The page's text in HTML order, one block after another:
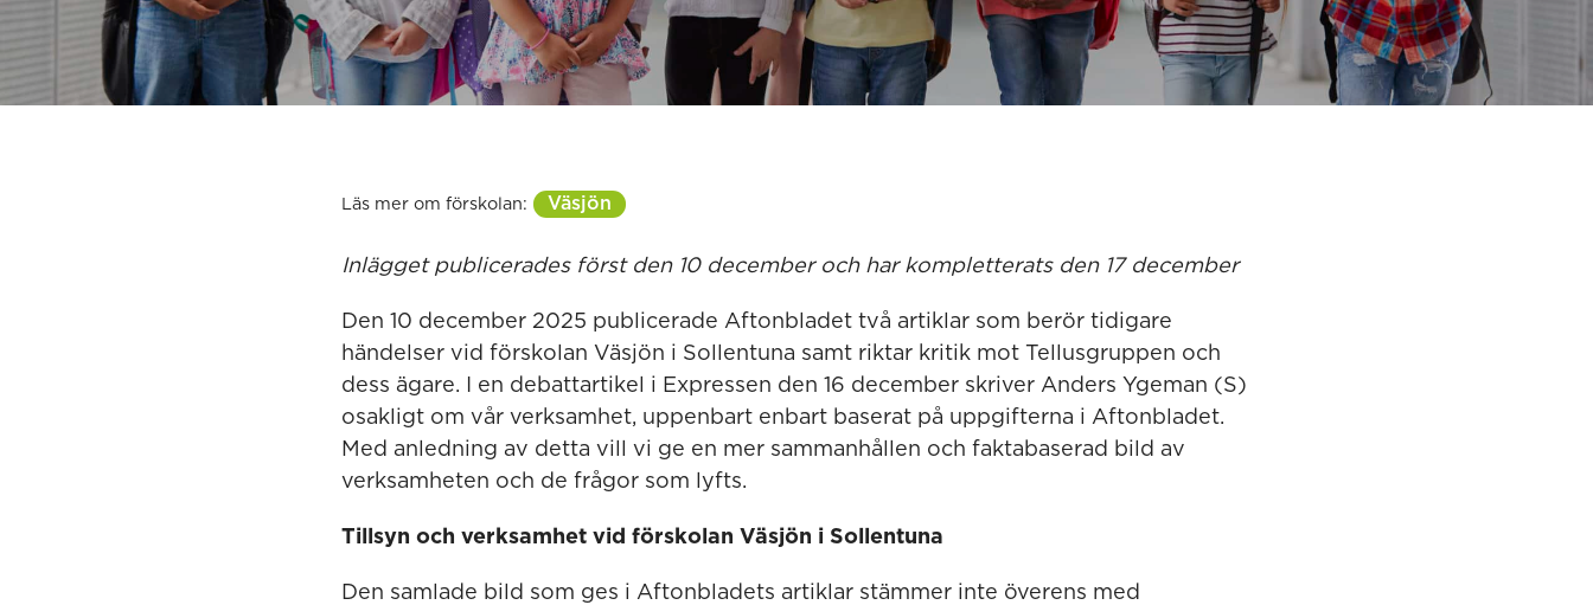
Läs mer om förskolan: Väsjön
Inlägget publicerades först den 10 december och har kompletterats den 17 december
Den 10 december 2025 publicerade Aftonbladet två artiklar som berör tidigare
händelser vid förskolan Väsjön i Sollentuna samt riktar kritik mot Tellusgruppen och
dess ägare. I en debattartikel i Expressen den 16 december skriver Anders Ygeman (S)
osakligt om vår verksamhet, uppenbart enbart baserat på uppgifterna i Aftonbladet.
Med anledning av detta vill vi ge en mer sammanhållen och faktabaserad bild av
verksamheten och de frågor som lyfts.
Tillsyn och verksamhet vid förskolan Väsjön i Sollentuna
Den samlade bild som ges i Aftonbladets artiklar stämmer inte överens med